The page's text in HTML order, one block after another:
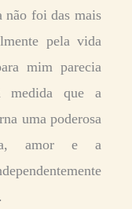
não foi das mais
pela vida
mim parecia
medida que a
uma poderosa
amor e a